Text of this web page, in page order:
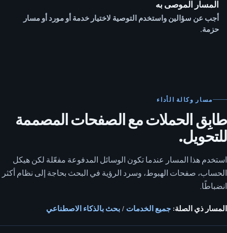
المسار الموصى به
أجب عن سؤالين واستخدم التوصية لاختيار خدمة أو مورد أو مسار
حزمة.
مسار وكالة الأداء
طابِق الحملات مع الصفحات المصممة
للتحويل.
استخدم هذا المسار عندما تكون الوسائل المدفوعة مفعّلة لكن هيكل
الحساب، صفحات الهبوط، وسرد الرؤية في البحث بحاجة إلى نظام أكثر
انضباطًا.
المسار ذي الصلة: جميع الخدمات / بحث بالذكاء الاصطناعي